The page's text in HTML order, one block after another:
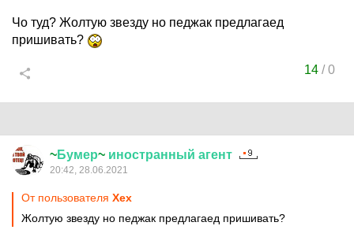
Чо туд? Жолтую звезду но педжак предлагаед
пришивать?
14 /0
~Бумер~ иностранный агент
20:42, 28.06.2021
От пользователя Хех
Жолтую звезду но педжак предлагаед пришивать?